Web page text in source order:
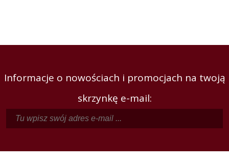
Informacje o nowościach i promocjach na twoją
skrzynkę e-mail: